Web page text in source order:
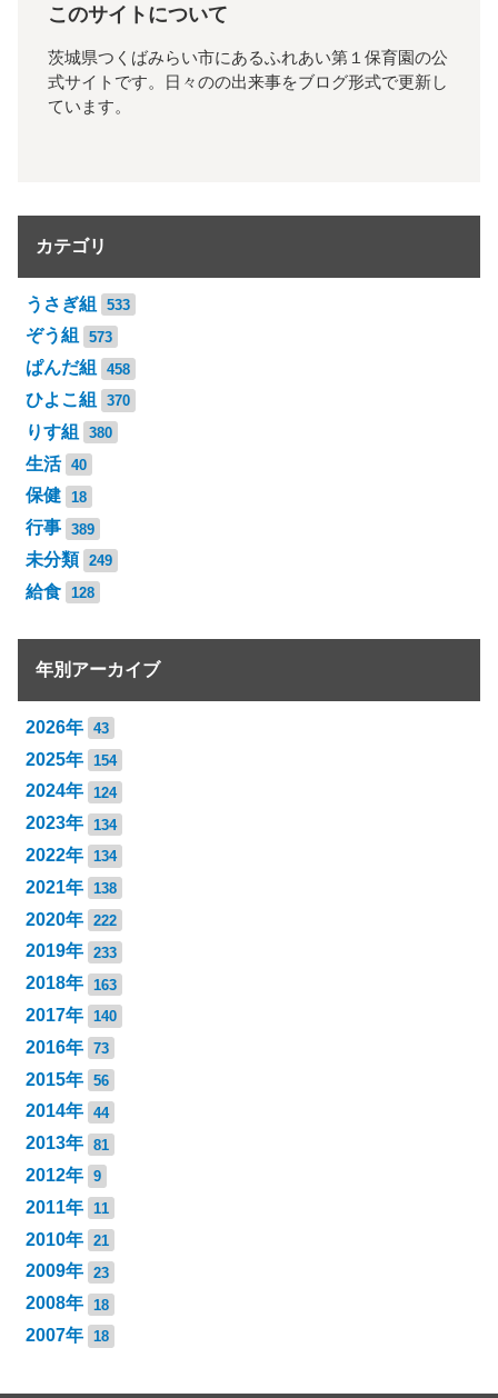
このサイトについて
茨城県つくばみらい市にあるふれあい第１保育園の公
式サイトです。日々のの出来事をブログ形式で更新し
ています。
カテゴリ
うさぎ組 533
ぞう組 573
ぱんだ組 458
ひよこ組 370
りす組 380
生活 40
保健 18
行事 389
未分類 249
給食 128
年別アーカイブ
2026年 43
2025年 154
2024年 124
2023年 134
2022年 134
2021年 138
2020年 222
2019年 233
2018年 163
2017年 140
2016年 73
2015年 56
2014年 44
2013年 81
2012年 9
2011年 11
2010年 21
2009年 23
2008年 18
2007年 18